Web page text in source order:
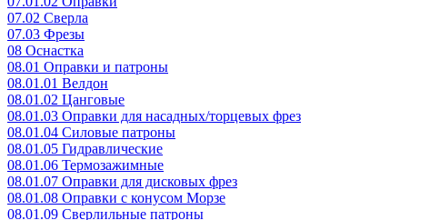
07.02 Сверла
07.03 Фрезы
08 Оснастка
08.01 Оправки и патроны
08.01.01 Велдон
08.01.02 Цанговые
08.01.03 Оправки для насадных/торцевых фрез
08.01.04 Силовые патроны
08.01.05 Гидравлические
08.01.06 Термозажимные
08.01.07 Оправки для дисковых фрез
08.01.08 Оправки с конусом Морзе
08.01.09 Сверлильные патроны